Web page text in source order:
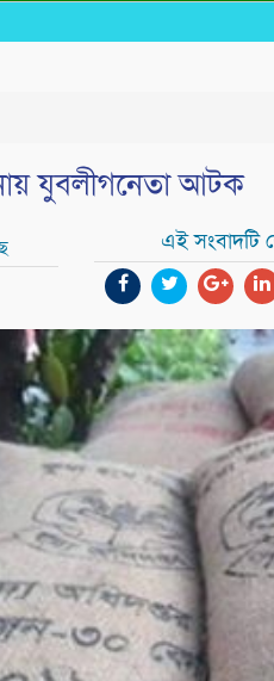
যুবলীগনেতা আটক
এই সংবাদটি